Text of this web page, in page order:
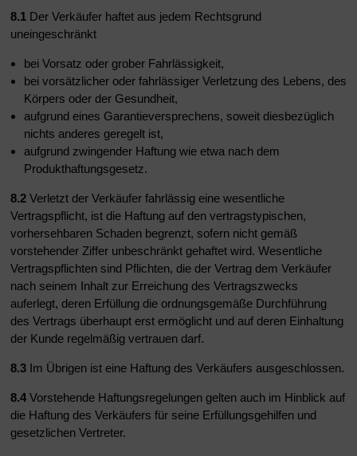
8.1 Der Verkäufer haftet aus jedem Rechtsgrund
uneingeschränkt
bei Vorsatz oder grober Fahrlässigkeit,
bei vorsätzlicher oder fahrlässiger Verletzung des Lebens, des
Körpers oder der Gesundheit,
aufgrund eines Garantieversprechens, soweit diesbezüglich
nichts anderes geregelt ist,
aufgrund zwingender Haftung wie etwa nach dem
Produkthaftungsgesetz.
8.2 Verletzt der Verkäufer fahrlässig eine wesentliche
Vertragspflicht, ist die Haftung auf den vertragstypischen,
vorhersehbaren Schaden begrenzt, sofern nicht gemäß
vorstehender Ziffer unbeschränkt gehaftet wird. Wesentliche
Vertragspflichten sind Pflichten, die der Vertrag dem Verkäufer
nach seinem Inhalt zur Erreichung des Vertragszwecks
auferlegt, deren Erfüllung die ordnungsgemäße Durchführung
des Vertrags überhaupt erst ermöglicht und auf deren Einhaltung
der Kunde regelmäßig vertrauen darf.
8.3 Im Übrigen ist eine Haftung des Verkäufers ausgeschlossen.
8.4 Vorstehende Haftungsregelungen gelten auch im Hinblick auf
die Haftung des Verkäufers für seine Erfüllungsgehilfen und
gesetzlichen Vertreter.